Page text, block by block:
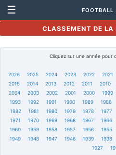
☰ FOOTBALL
CLASSEMENT DE
Cliquez sur une année pour
2026 2025 2024 2023 2022 2021
2015
2014 2013 2012 2011 2010
2004
2003 2002 2001 2000 1999
1993
1992 1991 1990 1989 1988
1982
1981 1980 1979 1978 1977
1971
1970 1969 1968 1967 1966
1960
1959 1958 1957 1956 1955
1949
1948 1947 1946 1939 1938
1927